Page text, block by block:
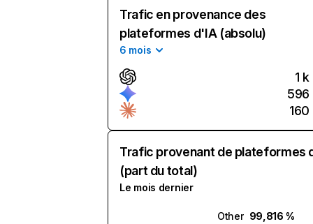
Trafic en provenance des
plateformes d'IA (absolu)
6 mois
1 k
596
160
Trafic provenant de plateformes
(part du total)
Le mois dernier
Other 99,816 %